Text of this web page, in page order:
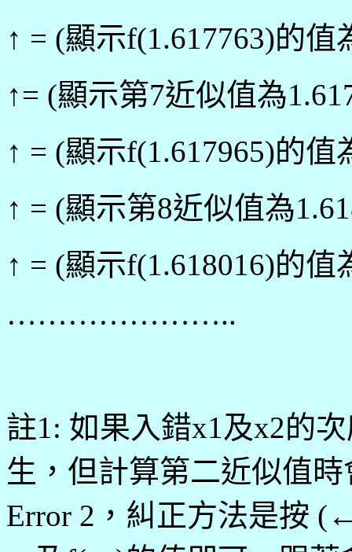
↑ = (顯示f(1.617763)的值
↑= (顯示第7近似值為
↑ = (顯示f(1.617965)的值
↑ = (顯示第8近似值為
↑ = (顯示f(1.618016)的值
…………………..
註1: 如果入錯x1及x2的
生，但計算第二近似值時
Error 2，糾正方法是按